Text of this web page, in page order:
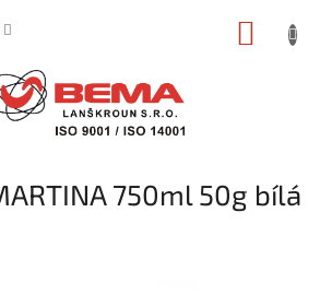
750ml 50g bílá